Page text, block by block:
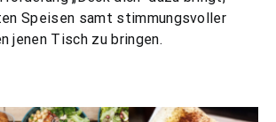
Speisen samt stimmungsvoller
jenen Tisch zu bringen.